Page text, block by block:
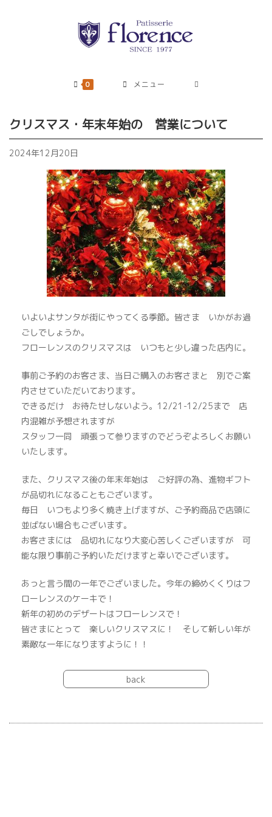
0 メニュー
クリスマス・年末年始の 営業について
2024年12月20日
いよいよサンタが街にやってくる季節。皆さま いかがお過
ごしでしょうか。
フローレンスのクリスマスは いつもと少し違った店内に。
事前ご予約のお客さま、当日ご購入のお客さまと 別でご案
内させていただいております。
できるだけ お待たせしないよう。12/21-12/25まで 店
内混雑が予想されますが
スタッフ一同 頑張って参りますのでどうぞよろしくお願い
いたします。
また、クリスマス後の年末年始は ご好評の為、進物ギフト
が品切れになることもございます。
毎日 いつもより多く焼き上げますが、ご予約商品で店頭に
並ばない場合もございます。
お客さまには 品切れになり大変心苦しくございますが 可
能な限り事前ご予約いただけますと幸いでございます。
あっと言う間の一年でございました。今年の締めくくりはフ
ローレンスのケーキで！
新年の初めのデザートはフローレンスで！
皆さまにとって 楽しいクリスマスに！ そして新しい年が
素敵な一年になりますように！！
back